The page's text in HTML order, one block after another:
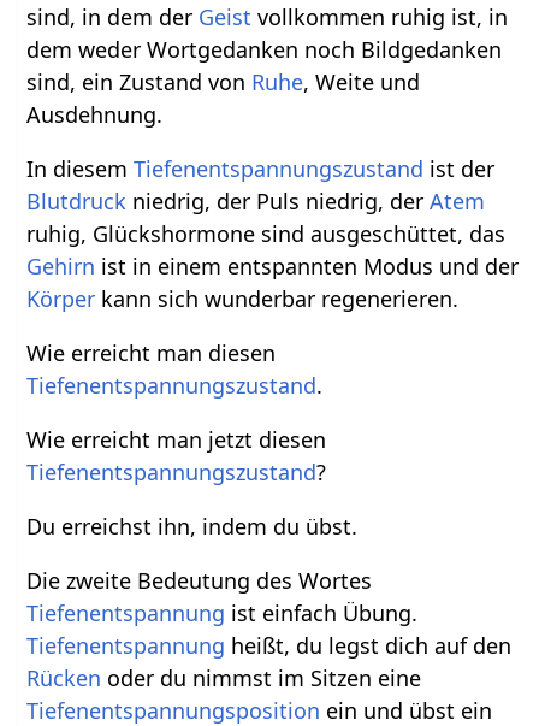
sind, in dem der Geist vollkommen ruhig ist, in
dem weder Wortgedanken noch Bildgedanken
sind, ein Zustand von Ruhe, Weite und
Ausdehnung.
In diesemTiefenentspannungszustand ist der
Blutdruck niedrig, der Puls niedrig, derAtem
ruhig, Glückshormone sind ausgeschüttet, das
Gehirn ist in einem entspannten Modus und der
Körper kann sich wunderbar regenerieren.
Wie erreicht man diesen
Tiefenentspannungszustand.
Wie erreicht man jetzt diesen
Tiefenentspannungszustand?
Du erreichst ihn, indem du übst.
Die zweite Bedeutung des Wortes
Tiefenentspannung ist einfach Übung.
Tiefenentspannung heißt, du legst dich auf den
Rücken oder du nimmst im Sitzen eine
Tiefenentspannungsposition ein und übst ein